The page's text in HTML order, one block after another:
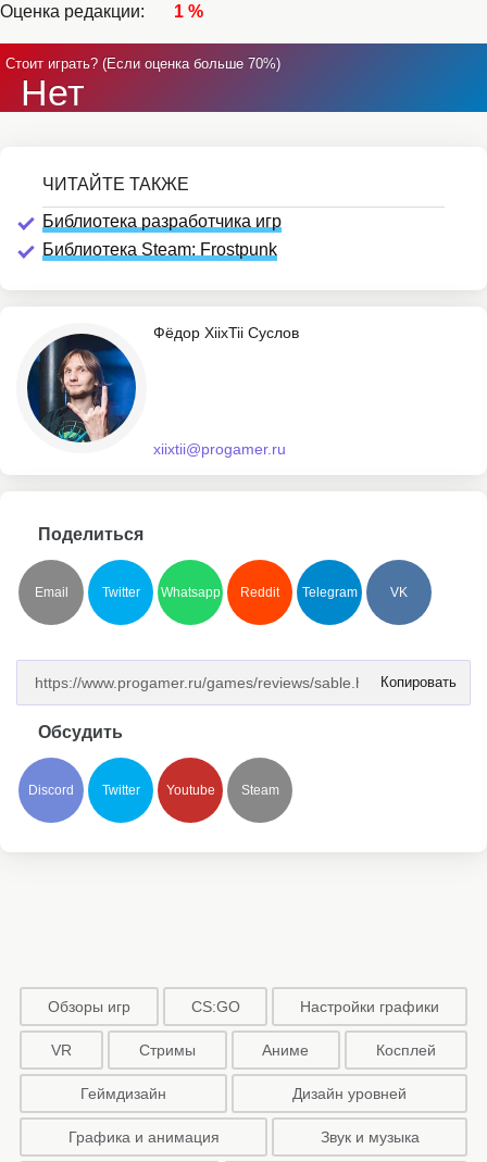
Оценка редакции:
1 %
Стоит играть? (Если оценка больше 70%)
Нет
Библиотека разработчика игр
Библиотека Steam: Frostpunk
Фёдор XiixTii Суслов
xiixtii@progamer.ru
Поделиться
Email Twitter Whatsapp Reddit Telegram VK
Копировать
Обсудить
Discord Twitter Youtube Steam
Обзоры игр CS:GO Настройки графики
VR Стримы Аниме Косплей
Геймдизайн Дизайн уровней
Графика и анимация Звук и музыка